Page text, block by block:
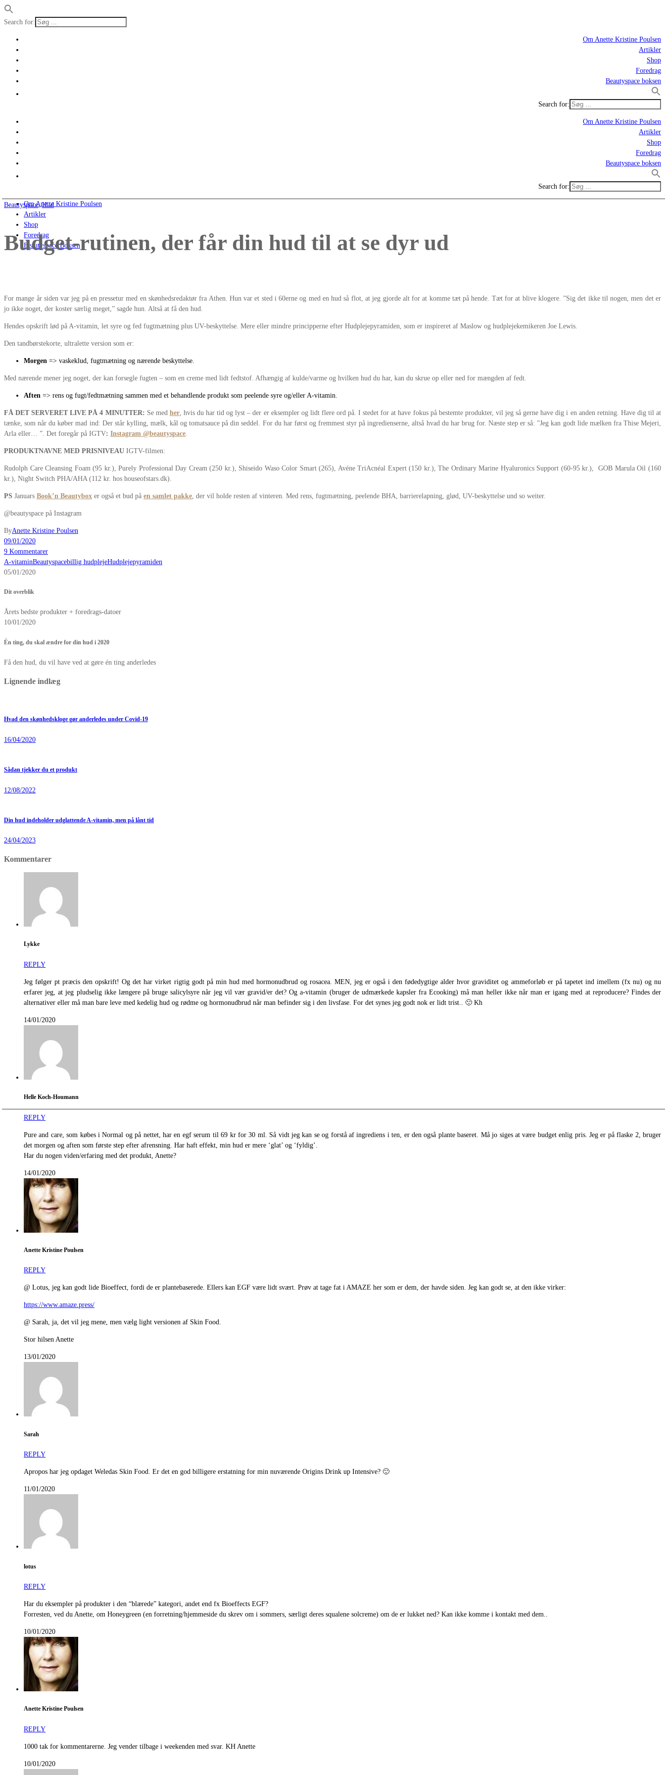
Search for:
Om Anette Kristine Poulsen
Artikler
Shop
Foredrag
Beautyspace boksen
Search for:
Om Anette Kristine Poulsen
Artikler
Shop
Foredrag
Beautyspace boksen
Search for:
Om Anette Kristine Poulsen
Artikler
Shop
Foredrag
Beautyspace Boksen
Beautyspace,Hud
Budget-rutinen, der får din hud til at se dyr ud
For mange år siden var jeg på en pressetur med en skønhedsredaktør fra Athen. Hun var et sted i 60erne og med en hud så flot, at jeg gjorde alt for at komme tæt på hende. Tæt for at blive klogere. ”Sig det ikke til nogen, men det er
jo ikke noget, der koster særlig meget,” sagde hun. Altså at få den hud.
Hendes opskrift lød på A-vitamin, let syre og fed fugtmætning plus UV-beskyttelse. Mere eller mindre principperne efter Hudplejepyramiden, som er inspireret af Maslow og hudplejekemikeren Joe Lewis.
Den tandbørstekorte, ultralette version som er:
Morgen => vaskeklud, fugtmætning og nærende beskyttelse.
Med nærende mener jeg noget, der kan forsegle fugten – som en creme med lidt fedtstof. Afhængig af kulde/varme og hvilken hud du har, kan du skrue op eller ned for mængden af fedt.
Aften => rens og fugt/fedtmætning sammen med et behandlende produkt som peelende syre og/eller A-vitamin.
FÅ DET SERVERET LIVE PÅ 4 MINUTTER: Se med her, hvis du har tid og lyst – der er eksempler og lidt flere ord på. I stedet for at have fokus på bestemte produkter, vil jeg så gerne have dig i en anden retning. Have dig til at
tænke, som når du køber mad ind: Der står kylling, mælk, kål og tomatsauce på din seddel. For du har først og fremmest styr på ingredienserne, altså hvad du har brug for. Næste step er så: ”Jeg kan godt lide mælken fra Thise Mejeri,
Arla eller… ”. Det foregår på IGTV: Instagram @beautyspace
PRODUKTNAVNE MED PRISNIVEAU IGTV-filmen:
Rudolph Care Cleansing Foam (95 kr.), Purely Professional Day Cream (250 kr.), Shiseido Waso Color Smart (265), Avéne TriAcnéal Expert (150 kr.), The Ordinary Marine Hyaluronics Support (60-95 kr.), GOB Marula Oil (160
kr.), Night Switch PHA/AHA (112 kr. hos houseofstars.dk).
PS Januars Book’n Beautybox er også et bud på en samlet pakke , der vil holde resten af vinteren. Med rens, fugtmætning, peelende BHA, barrierelapning, glød, UV-beskyttelse und so weiter.
@beautyspace på Instagram
ByAnette Kristine Poulsen
09/01/2020
9 Kommentarer
A-vitaminBeautyspacebillig hudplejeHudplejepyramiden
05/01/2020
Dit overblik
Årets bedste produkter + foredrags-datoer
10/01/2020
Én ting, du skal ændre for din hud i 2020
Få den hud, du vil have ved at gøre én ting anderledes
Lignende indlæg
Hvad den skønhedskloge gør anderledes under Covid-19
16/04/2020
Sådan tjekker du et produkt
12/08/2022
Din hud indeholder udglattende A-vitamin, men på lånt tid
24/04/2023
Kommentarer
Lykke
REPLY
Jeg følger pt præcis den opskrift! Og det har virket rigtig godt på min hud med hormonudbrud og rosacea. MEN, jeg er også i den fødedygtige alder hvor graviditet og ammeforløb er på tapetet ind imellem (fx nu) og nu
erfarer jeg, at jeg pludselig ikke længere på bruge salicylsyre når jeg vil vær gravid/er det? Og a-vitamin (bruger de udmærkede kapsler fra Ecooking) må man heller ikke når man er igang med at reproducere? Findes der
alternativer eller må man bare leve med kedelig hud og rødme og hormonudbrud når man befinder sig i den livsfase. For det synes jeg godt nok er lidt trist.. 🙁 Kh
14/01/2020
Helle Koch-Houmann
REPLY
Pure and care, som købes i Normal og på nettet, har en egf serum til 69 kr for 30 ml. Så vidt jeg kan se og forstå af ingrediens i ten, er den også plante baseret. Må jo siges at være budget enlig pris. Jeg er på flaske 2, bruger
det morgen og aften som første step efter afrensning. Har haft effekt, min hud er mere ‘glat’ og ‘fyldig’.
Har du nogen viden/erfaring med det produkt, Anette?
14/01/2020
Anette Kristine Poulsen
REPLY
@ Lotus, jeg kan godt lide Bioeffect, fordi de er plantebaserede. Ellers kan EGF være lidt svært. Prøv at tage fat i AMAZE her som er dem, der havde siden. Jeg kan godt se, at den ikke virker:
https://www.amaze.press/
@ Sarah, ja, det vil jeg mene, men vælg light versionen af Skin Food.
Stor hilsen Anette
13/01/2020
Sarah
REPLY
Apropos har jeg opdaget Weledas Skin Food. Er det en god billigere erstatning for min nuværende Origins Drink up Intensive? 🙂
11/01/2020
lotus
REPLY
Har du eksempler på produkter i den “blærede” kategori, andet end fx Bioeffects EGF?
Forresten, ved du Anette, om Honeygreen (en forretning/hjemmeside du skrev om i sommers, særligt deres squalene solcreme) om de er lukket ned? Kan ikke komme i kontakt med dem..
10/01/2020
Anette Kristine Poulsen
REPLY
1000 tak for kommentarerne. Jeg vender tilbage i weekenden med svar. KH Anette
10/01/2020